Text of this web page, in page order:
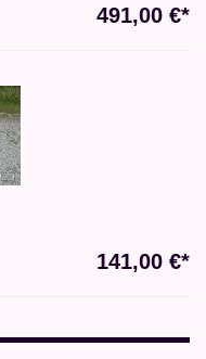
491,00 €*
141,00 €*